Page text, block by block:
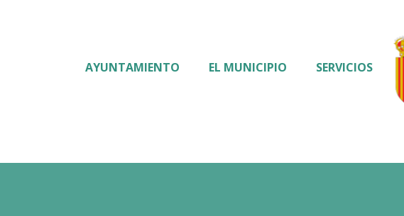
AYUNTAMIENTO EL MUNICIPIO SERVICIOS